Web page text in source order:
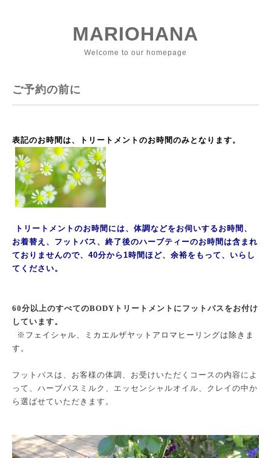
MARIOHANA
Welcome to our homepage
ご予約の前に
表記のお時間は、トリートメントのお時間のみとなります。
トリートメントのお時間には、体調などをお伺いするお時間、
お着替え、フットバス、終了後のハーブティーのお時間は含まれ
ておりませんので、40分から1時間ほど、余裕をもって、いらし
てください。
60分以上のすべてのBODYトリートメントにフットバスをお付け
しています。
※フェイシャル、ミカエルザヤットアロマヒーリングは除きま
す。
フットバスは、お客様の体調、お受けいただくコースの内容によ
って、ハーブバスミルク、エッセンシャルオイル、クレイの中か
ら選ばせていただきます。